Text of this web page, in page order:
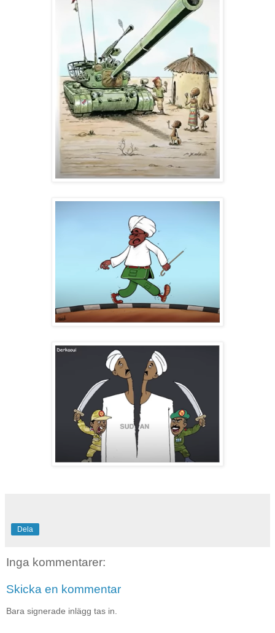
Dela
Inga kommentarer:
Skicka en kommentar
Bara signerade inlägg tas in.